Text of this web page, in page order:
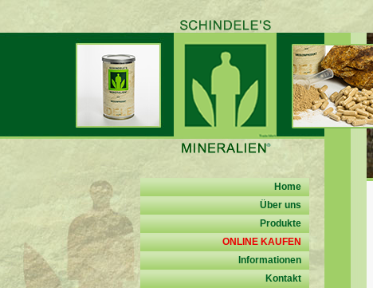
Home
Über uns
Produkte
ONLINE KAUFEN
Informationen
Kontakt